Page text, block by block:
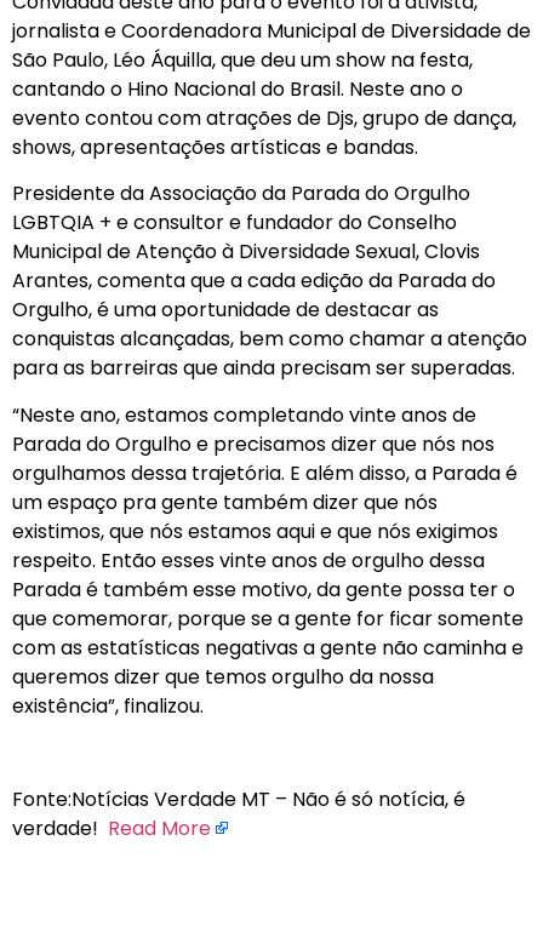
jornalista e Coordenadora Municipal de Diversidade de
São Paulo, Léo Áquilla, que deu um show na festa,
cantando o Hino Nacional do Brasil. Neste ano o
evento contou com atrações de Djs, grupo de dança,
shows, apresentações artísticas e bandas.
Presidente da Associação da Parada do Orgulho
LGBTQIA + e consultor e fundador do Conselho
Municipal de Atenção à Diversidade Sexual, Clovis
Arantes, comenta que a cada edição da Parada do
Orgulho, é uma oportunidade de destacar as
conquistas alcançadas, bem como chamar a atenção
para as barreiras que ainda precisam ser superadas.
“Neste ano, estamos completando vinte anos de
Parada do Orgulho e precisamos dizer que nós nos
orgulhamos dessa trajetória. E além disso, a Parada é
um espaço pra gente também dizer que nós
existimos, que nós estamos aqui e que nós exigimos
respeito. Então esses vinte anos de orgulho dessa
Parada é também esse motivo, da gente possa ter o
que comemorar, porque se a gente for ficar somente
com as estatísticas negativas a gente não caminha e
queremos dizer que temos orgulho da nossa
existência”, finalizou.
Fonte:Notícias Verdade MT – Não é só notícia, é
verdade! Read More